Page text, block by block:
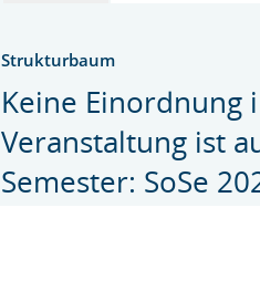
Strukturbaum
Keine Einordnung
Veranstaltung ist
Semester: SoSe